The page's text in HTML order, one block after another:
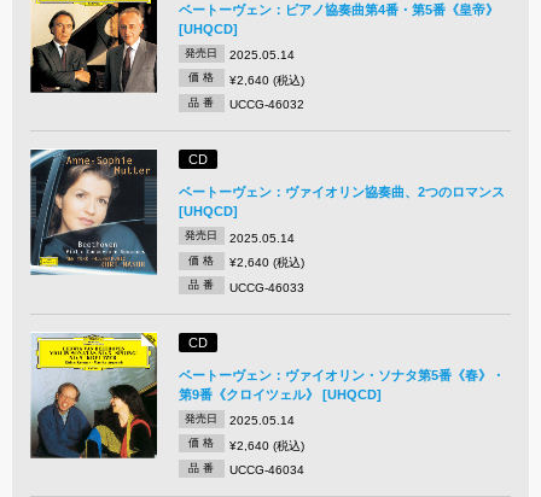
ベートーヴェン：ピアノ協奏曲第4番・第5番《皇帝》
[UHQCD]
発売日 2025.05.14
価 格 ¥2,640 (税込)
品 番 UCCG-46032
CD
ベートーヴェン：ヴァイオリン協奏曲、2つのロマンス
[UHQCD]
発売日 2025.05.14
価 格 ¥2,640 (税込)
品 番 UCCG-46033
CD
ベートーヴェン：ヴァイオリン・ソナタ第5番《春》・
第9番《クロイツェル》 [UHQCD]
発売日 2025.05.14
価 格 ¥2,640 (税込)
品 番 UCCG-46034